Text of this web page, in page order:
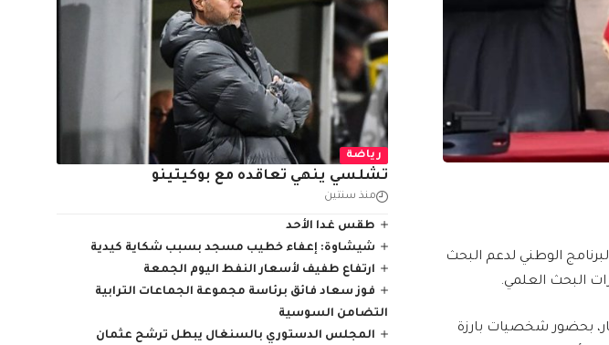
البرنامج الوطني لدعم البحث
بحضور شخصيات بارزة
رياضة
تشلسي ينهي تعاقده مع بوكيتينو
منذ سنتين
طقس غدا الأحد
شيشاوة: إعفاء خطيب مسجد بسبب شكاية كيدية
ارتفاع طفيف لأسعار النفط اليوم الجمعة
فوز سعاد فائق برئاسة مجموعة الجماعات الترابية
التضامن السوسية
المجلس الدستوري بالسنغال يبطل ترشح عثمان